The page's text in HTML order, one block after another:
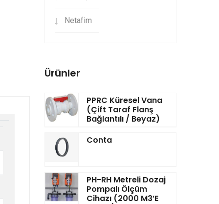
Netafim
Ürünler
PPRC Küresel Vana
(Çift Taraf Flanş
Bağlantılı / Beyaz)
Conta
PH-RH Metreli Dozaj
Pompalı Ölçüm
Cihazı (2000 M3’e